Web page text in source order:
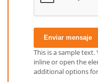
Enviar mensaje
This is a sample
inline or open the
additional options